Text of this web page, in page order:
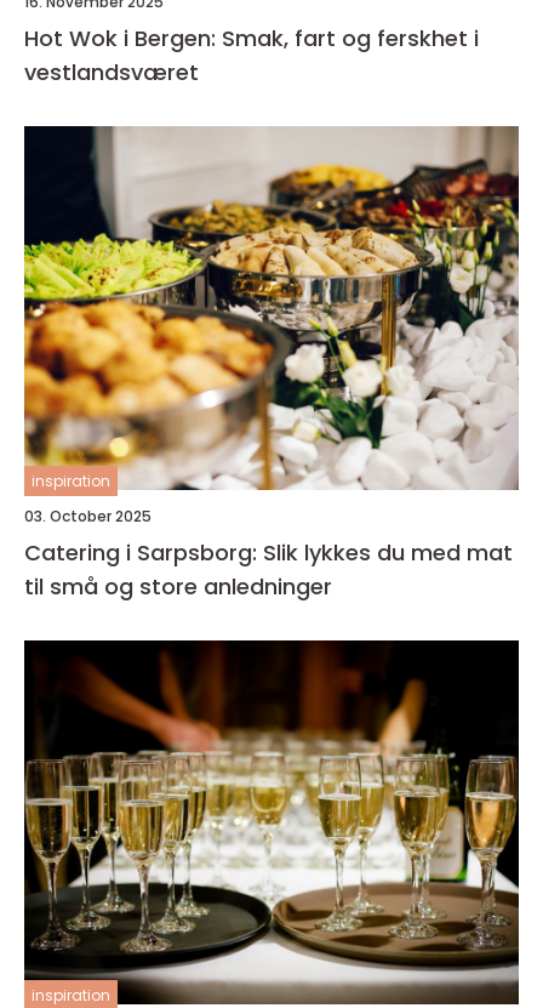
Hot Wok i Bergen: Smak, fart og ferskhet i
vestlandsværet
inspiration
03. October 2025
Catering i Sarpsborg: Slik lykkes du med mat
til små og store anledninger
inspiration